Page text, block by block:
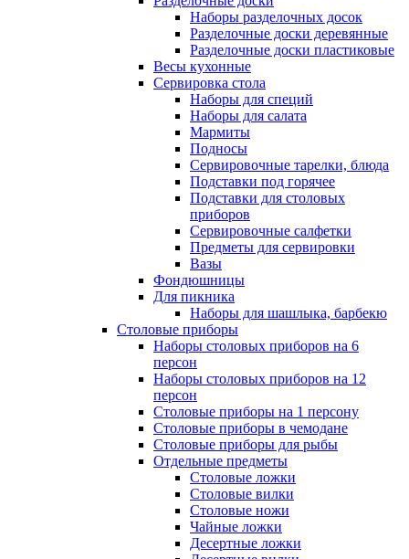
Наборы разделочных досок
Разделочные доски деревянные
Разделочные доски пластиковые
Весы кухонные
Сервировка стола
Наборы для специй
Наборы для салата
Мармиты
Подносы
Сервировочные тарелки, блюда
Подставки под горячее
Подставки для столовых
приборов
Сервировочные салфетки
Предметы для сервировки
Вазы
Фондюшницы
Для пикника
Наборы для шашлыка, барбекю
Столовые приборы
Наборы столовых приборов на 6
персон
Наборы столовых приборов на 12
персон
Столовые приборы на 1 персону
Столовые приборы в чемодане
Столовые приборы для рыбы
Отдельные предметы
Столовые ложки
Столовые вилки
Столовые ножи
Чайные ложки
Десертные ложки